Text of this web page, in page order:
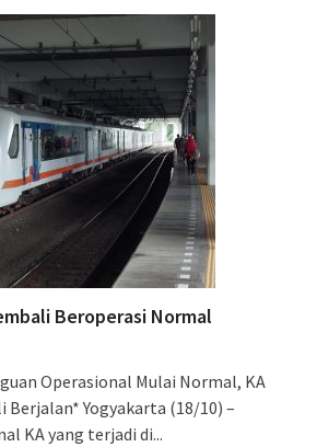
Beroperasi Normal
Operasional Mulai Normal, KA
Berjalan* Yogyakarta (18/10) –
KA yang terjadi di...